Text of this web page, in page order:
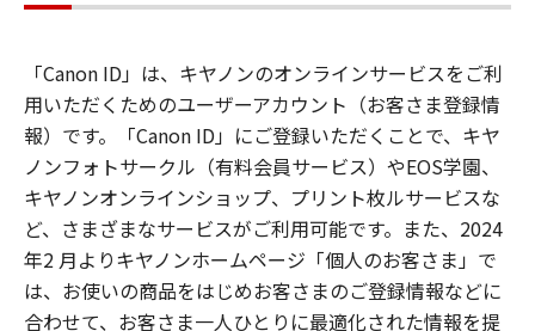
「Canon ID」は、キヤノンのオンラインサービスをご利
用いただくためのユーザーアカウント（お客さま登録情
報）です。「Canon ID」にご登録いただくことで、キヤ
ノンフォトサークル（有料会員サービス）やEOS学園、
キヤノンオンラインショップ、プリント枚ルサービスな
ど、さまざまなサービスがご利用可能です。また、2024
年2 月よりキヤノンホームページ「個人のお客さま」で
は、お使いの商品をはじめお客さまのご登録情報などに
合わせて、お客さま一人ひとりに最適化された情報を提